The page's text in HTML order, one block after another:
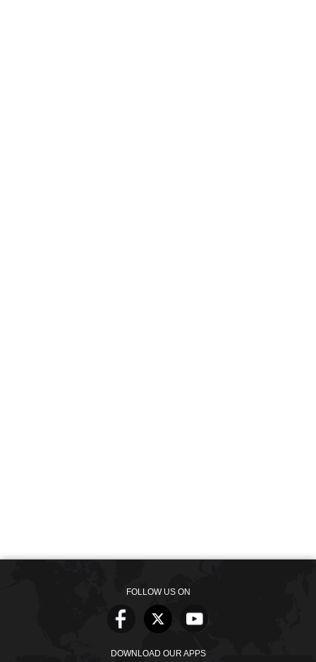
FOLLOW US ON
DOWNLOAD OUR APPS